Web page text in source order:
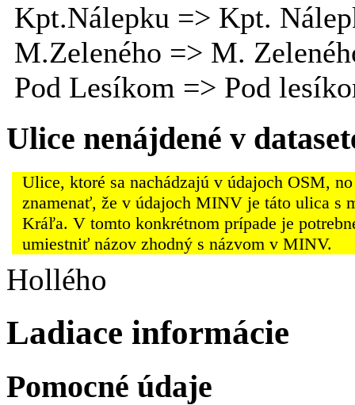
Kpt.Nálepku => Kpt.
M.Zeleného => M.
Pod Lesíkom => Pod
Ulice nenájdené v
Ulice, ktoré sa nachádzajú v údajoch OSM,
znamenať, že v údajoch MINV je táto ulica s
Kráľa. V tomto konkrétnom prípade je
umiestniť názov zhodný s názvom v MINV.
Hollého
Ladiace informácie
Pomocné údaje